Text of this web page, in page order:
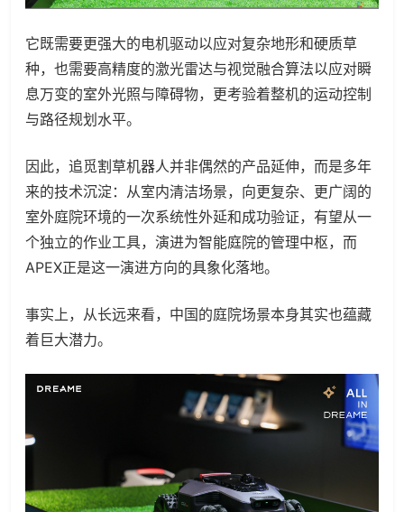
它既需要更强大的电机驱动以应对复杂地形和硬质草
种，也需要高精度的激光雷达与视觉融合算法以应对瞬
息万变的室外光照与障碍物，更考验着整机的运动控制
与路径规划水平。
因此，追觅割草机器人并非偶然的产品延伸，而是多年
来的技术沉淀：从室内清洁场景，向更复杂、更广阔的
室外庭院环境的一次系统性外延和成功验证，有望从一
个独立的作业工具，演进为智能庭院的管理中枢，而
APEX正是这一演进方向的具象化落地。
事实上，从长远来看，中国的庭院场景本身其实也蕴藏
着巨大潜力。